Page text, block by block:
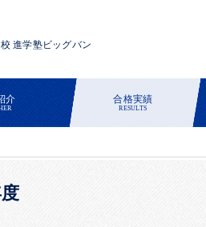
進学塾ビッグバン
介 合格実績
RESULTS